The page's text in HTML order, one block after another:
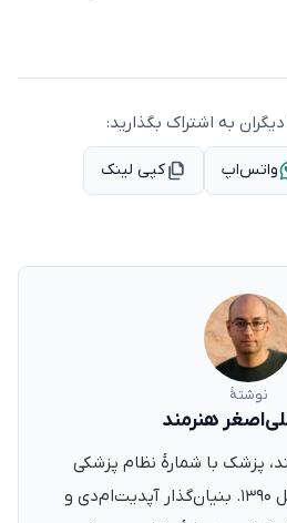
به اشتراک بگذارید:
واتس‌اپ کپی لینک
نوشتهٔ
هنرمند
پزشک با شمارهٔ نظام پزشکی
۱۳۵۴۰۵، فارغ‌التحصیل ۱۳۹۰. بنیان‌گذار آپدیت‌ام‌دی و